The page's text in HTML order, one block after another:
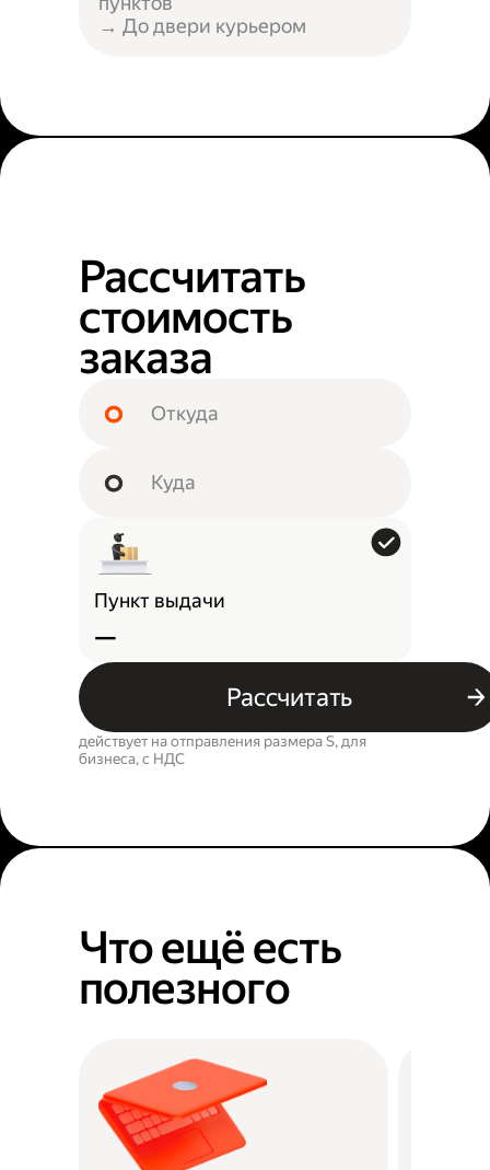
→ До двери курьером
Рассчитать
стоимость
заказа
Пункт выдачи
—
Рассчитать
действует на отправления размера S, для
бизнеса, c НДС
Что ещё есть
полезного